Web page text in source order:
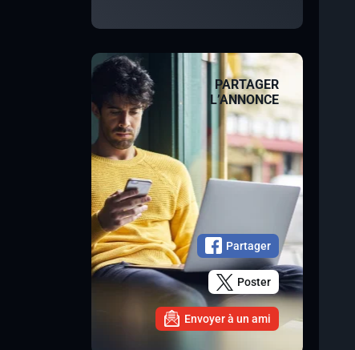
PARTAGER
L’ANNONCE
Partager
Poster
Envoyer à un ami